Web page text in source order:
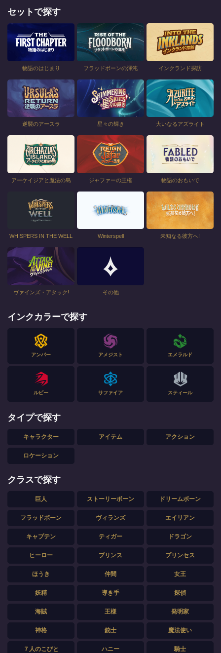
セットで探す
物語のはじまり フラッドボーンの渾沌 インクランド探訪
逆襲のアースラ 星々の輝き 大いなるアズライト
アーケイジアと魔法の島 ジャファーの王権 物語のおもいで
WHISPERS IN THE WELL Winterspell 未知なる彼方へ!
ヴァインズ・アタック! その他
インクカラーで探す
アンバー アメジスト エメラルド
ルビー サファイア スティール
タイプで探す
キャラクター アイテム アクション
ロケーション
クラスで探す
巨人 ストーリーボーン ドリームボーン
フラッドボーン ヴィランズ エイリアン
キャプテン ティガー ドラゴン
ヒーロー プリンス プリンセス
ほうき 仲間 女王
妖精 導き手 探偵
海賊 王様 発明家
神格 銃士 魔法使い
７人のこびと ハニー 騎士